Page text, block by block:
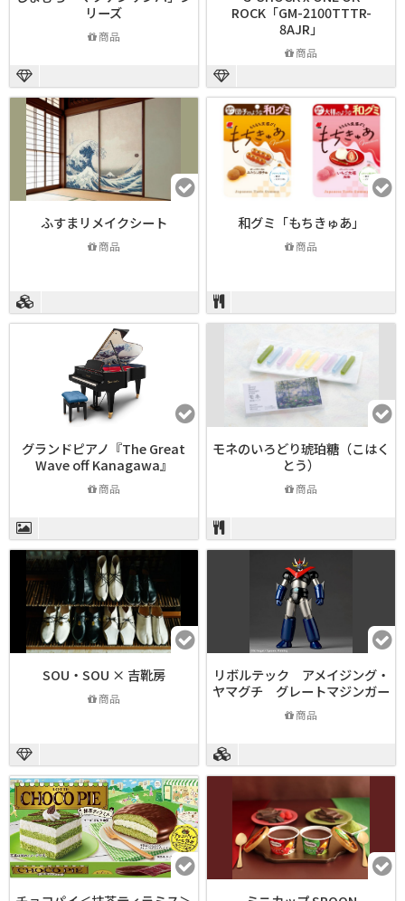
リーズ
商品
ROCK「GM-2100TTTR-
8AJR」
商品
ふすまリメイクシート
商品
和グミ「もちきゅあ」
商品
グランドピアノ『The Great
Wave off Kanagawa』
商品
モネのいろどり琥珀糖（こはく
とう）
商品
SOU・SOU × 吉靴房
商品
リボルテック アメイジング・
ヤマグチ グレートマジンガー
商品